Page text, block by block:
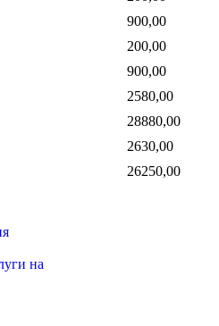
900,00
200,00
900,00
2580,00
28880,00
2630,00
26250,00